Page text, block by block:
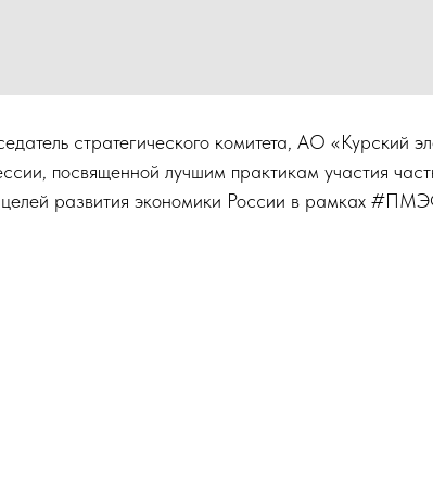
стратегического комитета, АО «Курский
посвященной лучшим практикам участия
целей развития экономики России в рамках